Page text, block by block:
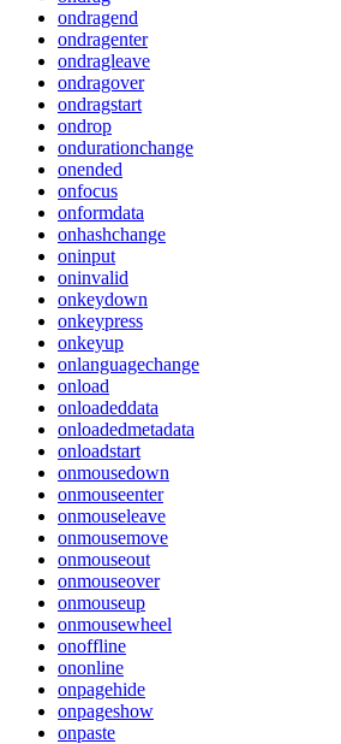
ondragend
ondragenter
ondragleave
ondragover
ondragstart
ondrop
ondurationchange
onended
onfocus
onformdata
onhashchange
oninput
oninvalid
onkeydown
onkeypress
onkeyup
onlanguagechange
onload
onloadeddata
onloadedmetadata
onloadstart
onmousedown
onmouseenter
onmouseleave
onmousemove
onmouseout
onmouseover
onmouseup
onmousewheel
onoffline
ononline
onpagehide
onpageshow
onpaste